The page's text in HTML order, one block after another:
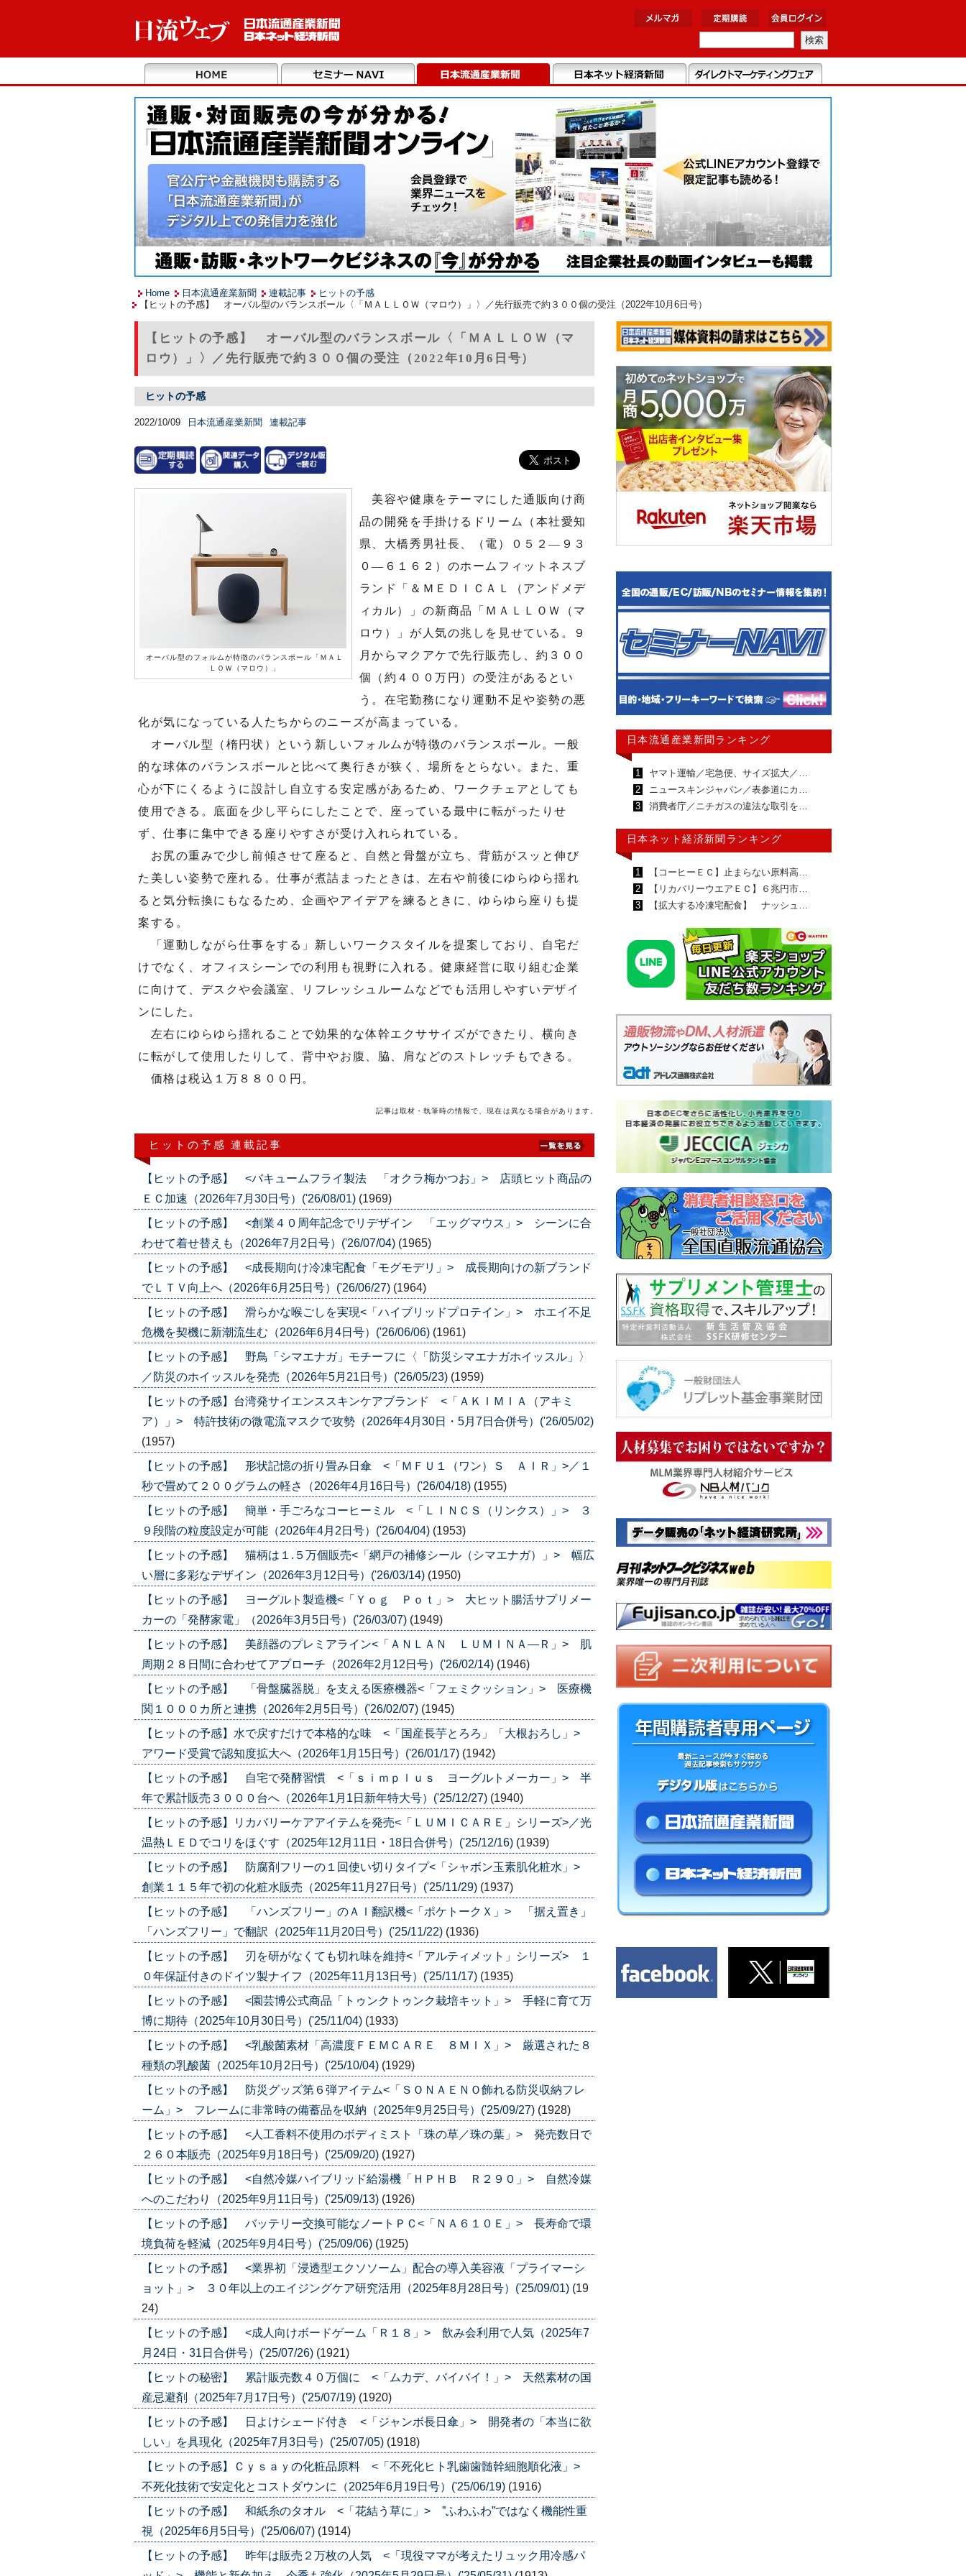
Home 日本流通産業新聞 連載記事
ヒットの予感
【ヒットの予感】 オーバル型のバランスボール〈「ＭＡＬＬＯＷ（マロウ）」〉／先行販売で約３００個の受注（2022年10月6日号）
【ヒットの予感】 オーバル型のバランスボール〈「ＭＡＬＬＯＷ（マ
ロウ）」〉／先行販売で約３００個の受注（2022年10月6日号）
ヒットの予感
2022/10/09 日本流通産業新聞 連載記事
オーバル型のフォルムが特徴のバランスボール「ＭＡＬ
ＬＯＷ（マロウ）」
美容や健康をテーマにした通販向け商
品の開発を手掛けるドリーム（本社愛知
県、大橋秀男社長、（電）０５２―９３
０―６１６２）のホームフィットネスブ
ランド「＆ＭＥＤＩＣＡＬ（アンドメデ
ィカル）」の新商品「ＭＡＬＬＯＷ（マ
ロウ）」が人気の兆しを見せている。９
月からマクアケで先行販売し、約３００
個（約４００万円）の受注があるとい
う。在宅勤務になり運動不足や姿勢の悪
化が気になっている人たちからのニーズが高まっている。
オーバル型（楕円状）という新しいフォルムが特徴のバランスボール。一般
的な球体のバランスボールと比べて奥行きが狭く、場所をとらない。また、重
心が下にくるように設計し自立する安定感があるため、ワークチェアとしても
使用できる。底面を少し平らにしたことで、座っている最中に転がったりせ
ず、仕事に集中できる座りやすさが受け入れられている。
お尻の重みで少し前傾させて座ると、自然と骨盤が立ち、背筋がスッと伸び
た美しい姿勢で座れる。仕事が煮詰まったときは、左右や前後にゆらゆら揺れ
ると気分転換にもなるため、企画やアイデアを練るときに、ゆらゆら座りも提
案する。
「運動しながら仕事をする」新しいワークスタイルを提案しており、自宅だ
けでなく、オフィスシーンでの利用も視野に入れる。健康経営に取り組む企業
に向けて、デスクや会議室、リフレッシュルームなどでも活用しやすいデザイ
ンにした。
左右にゆらゆら揺れることで効果的な体幹エクササイズができたり、横向き
に転がして使用したりして、背中やお腹、脇、肩などのストレッチもできる。
価格は税込１万８８００円。
記事は取材・執筆時の情報で、現在は異なる場合があります。
ヒットの予感 連載記事
【ヒットの予感】 <バキュームフライ製法 「オクラ梅かつお」> 店頭ヒット商品の
ＥＣ加速（2026年7月30日号）('26/08/01) (1969)
【ヒットの予感】 <創業４０周年記念でリデザイン 「エッグマウス」> シーンに合
わせて着せ替えも（2026年7月2日号）('26/07/04) (1965)
【ヒットの予感】 <成長期向け冷凍宅配食「モグモデリ」> 成長期向けの新ブランド
でＬＴＶ向上へ（2026年6月25日号）('26/06/27) (1964)
【ヒットの予感】 滑らかな喉ごしを実現<「ハイブリッドプロテイン」> ホエイ不足
危機を契機に新潮流生む（2026年6月4日号）('26/06/06) (1961)
【ヒットの予感】 野鳥「シマエナガ」モチーフに〈「防災シマエナガホイッスル」〉
／防災のホイッスルを発売（2026年5月21日号）('26/05/23) (1959)
【ヒットの予感】台湾発サイエンススキンケアブランド <「ＡＫＩＭＩＡ（アキミ
ア）」> 特許技術の微電流マスクで攻勢（2026年4月30日・5月7日合併号）('26/05/02)
(1957)
【ヒットの予感】 形状記憶の折り畳み日傘 <「ＭＦＵ１（ワン）Ｓ ＡＩＲ」>／１
秒で畳めて２００グラムの軽さ（2026年4月16日号）('26/04/18) (1955)
【ヒットの予感】 簡単・手ごろなコーヒーミル <「ＬＩＮＣＳ（リンクス）」> ３
９段階の粒度設定が可能（2026年4月2日号）('26/04/04) (1953)
【ヒットの予感】 猫柄は１.５万個販売<「網戸の補修シール（シマエナガ）」> 幅広
い層に多彩なデザイン（2026年3月12日号）('26/03/14) (1950)
【ヒットの予感】 ヨーグルト製造機<「Ｙｏｇ Ｐｏｔ」> 大ヒット腸活サプリメー
カーの「発酵家電」（2026年3月5日号）('26/03/07) (1949)
【ヒットの予感】 美顔器のプレミアライン<「ＡＮＬＡＮ ＬＵＭＩＮＡ―Ｒ」> 肌
周期２８日間に合わせてアプローチ（2026年2月12日号）('26/02/14) (1946)
【ヒットの予感】 「骨盤臓器脱」を支える医療機器<「フェミクッション」> 医療機
関１０００カ所と連携（2026年2月5日号）('26/02/07) (1945)
【ヒットの予感】水で戻すだけで本格的な味 <「国産長芋とろろ」「大根おろし」>
アワード受賞で認知度拡大へ（2026年1月15日号）('26/01/17) (1942)
【ヒットの予感】 自宅で発酵習慣 <「ｓｉｍｐｌｕｓ ヨーグルトメーカー」> 半
年で累計販売３０００台へ（2026年1月1日新年特大号）('25/12/27) (1940)
【ヒットの予感】リカバリーケアアイテムを発売<「ＬＵＭＩＣＡＲＥ」シリーズ>／光
温熱ＬＥＤでコリをほぐす（2025年12月11日・18日合併号）('25/12/16) (1939)
【ヒットの予感】 防腐剤フリーの１回使い切りタイプ<「シャボン玉素肌化粧水」>
創業１１５年で初の化粧水販売（2025年11月27日号）('25/11/29) (1937)
【ヒットの予感】 「ハンズフリー」のＡＩ翻訳機<「ポケトークＸ」> 「据え置き」
「ハンズフリー」で翻訳（2025年11月20日号）('25/11/22) (1936)
【ヒットの予感】 刃を研がなくても切れ味を維持<「アルティメット」シリーズ> １
０年保証付きのドイツ製ナイフ（2025年11月13日号）('25/11/17) (1935)
【ヒットの予感】 <園芸博公式商品「トゥンクトゥンク栽培キット」> 手軽に育て万
博に期待（2025年10月30日号）('25/11/04) (1933)
【ヒットの予感】 <乳酸菌素材「高濃度ＦＥＭＣＡＲＥ ８ＭＩＸ」> 厳選された８
種類の乳酸菌（2025年10月2日号）('25/10/04) (1929)
【ヒットの予感】 防災グッズ第６弾アイテム<「ＳＯＮＡＥＮＯ飾れる防災収納フレ
ーム」> フレームに非常時の備蓄品を収納（2025年9月25日号）('25/09/27) (1928)
【ヒットの予感】 <人工香料不使用のボディミスト「珠の草／珠の葉」> 発売数日で
２６０本販売（2025年9月18日号）('25/09/20) (1927)
【ヒットの予感】 <自然冷媒ハイブリッド給湯機「ＨＰＨＢ Ｒ２９０」> 自然冷媒
へのこだわり（2025年9月11日号）('25/09/13) (1926)
【ヒットの予感】 バッテリー交換可能なノートＰＣ<「ＮＡ６１０Ｅ」> 長寿命で環
境負荷を軽減（2025年9月4日号）('25/09/06) (1925)
【ヒットの予感】 <業界初「浸透型エクソソーム」配合の導入美容液「プライマーシ
ョット」> ３０年以上のエイジングケア研究活用（2025年8月28日号）('25/09/01) (19
24)
【ヒットの予感】 <成人向けボードゲーム「Ｒ１８」> 飲み会利用で人気（2025年7
月24日・31日合併号）('25/07/26) (1921)
【ヒットの秘密】 累計販売数４０万個に <「ムカデ、バイバイ！」> 天然素材の国
産忌避剤（2025年7月17日号）('25/07/19) (1920)
【ヒットの予感】 日よけシェード付き <「ジャンボ長日傘」> 開発者の「本当に欲
しい」を具現化（2025年7月3日号）('25/07/05) (1918)
【ヒットの予感】Ｃｙｓａｙの化粧品原料 <「不死化ヒト乳歯歯髄幹細胞順化液」>
不死化技術で安定化とコストダウンに（2025年6月19日号）('25/06/19) (1916)
【ヒットの予感】 和紙糸のタオル <「花結う草に」> ”ふわふわ”ではなく機能性重
視（2025年6月5日号）('25/06/07) (1914)
【ヒットの予感】 昨年は販売２万枚の人気 <「現役ママが考えたリュック用冷感パ
日本流通産業新聞ランキング
1
ヤマト運輸／宅急便、サイズ拡大／…
2
ニュースキンジャパン／表参道にカ…
3
消費者庁／ニチガスの違法な取引を…
日本ネット経済新聞ランキング
1
【コーヒーＥＣ】止まらない原料高…
2
【リカバリーウエアＥＣ】６兆円市…
3
【拡大する冷凍宅配食】 ナッシュ…